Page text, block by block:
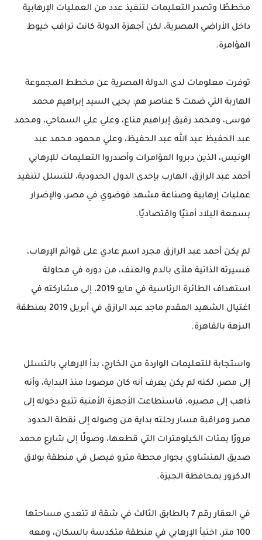
مخططًا وتصدر التعليمات لتنفيذ عدد من العمليات الإرهابية
داخل الأراضي المصرية، لكن أجهزة الدولة كانت تراقب خيوط
المؤامرة.
توفرت معلومات لدى الدولة المصرية عن مخطط المجموعة
الهاربة التي ضمت 5 عناصر هم: يحيى السيد إبراهيم محمد
موسى، ومحمد رفيق إبراهيم مناع، وعلي علي السماحي، ومحمد
عبد الحفيظ عبد الله عبد الحفيظ، وعلي محمود محمد عبد
الونيس، الذين دبروا المؤامرات وأصدروا التعليمات للإرهابي
أحمد عبد الرازق، الهارب بإحدى الدول الحدودية، للتسلل لتنفيذ
عمليات إرهابية وصناعة مشهد فوضوي في مصر، والإضرار
بسمعة البلاد أمنيًا واقتصاديًا.
لم يكن أحمد عبد الرازق مجرد اسم عادي على قوائم الإرهاب،
فسيرته الذاتية ملأى بالدم والعنف، من دوره في محاولة
استهداف الطائرة الرئاسية في مايو 2019، إلى مشاركته في
اغتيال الشهيد المقدم ماجد عبد الرازق في أبريل 2019 بمنطقة
النزهة بالقاهرة.
واستجابة للتعليمات الواردة من الخارج، بدأ الإرهابي بالتسلل
إلى مصر، لكنه لم يكن يعرف أنه كان مرصودا منذ البداية، وأنه
ذاهب إلى مصيره، فاستطاعت الأجهزة الأمنية تتبع دخوله إلى
مصر ومراقبة مسار رحلته بداية من وصوله إلى نقطة الحدود
مرورًا بمئات الكيلومترات التي قطعها، وصولًا إلى شارع محمد
صديق المنشاوي بجوار محطة مترو فيصل في منطقة بولاق
الدكرور بمحافظة الجيزة.
في العقار رقم 7 بالطابق الثالث في شقة لا تتعدى مساحتها
100 متر، اختبأ الإرهابي في منطقة متكدسة بالسكان، ومعه